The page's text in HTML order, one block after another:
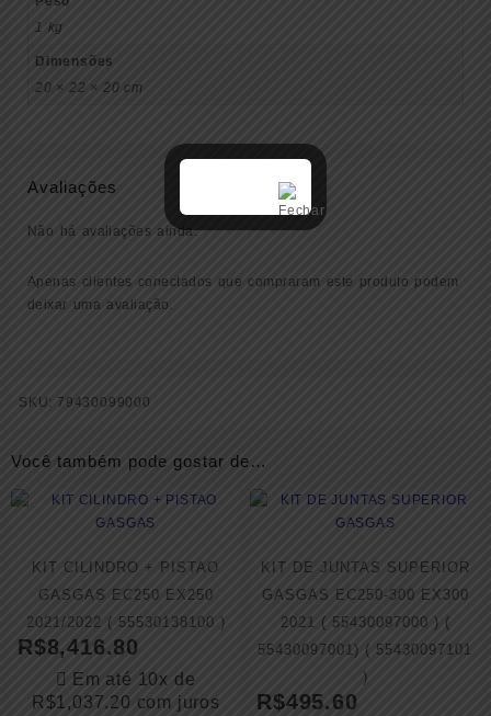
1 kg
Dimensões
20 × 22 × 20 cm
Avaliações
Não há avaliações ainda.
Apenas clientes conectados que compraram este produto podem
deixar uma avaliação.
SKU: 79430099000
Você também pode gostar de…
KIT CILINDRO + PISTAO
GASGAS EC250 EX250
2021/2022 ( 55530138100 )
R$8,416.80
Em até 10x de
R$1,037.20 com juros
KIT DE JUNTAS SUPERIOR
GASGAS EC250-300 EX300
2021 ( 55430097000 ) (
55430097001) ( 55430097101
)
R$495.60